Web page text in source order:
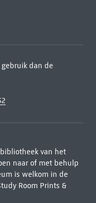
dan de
van het
naar of met behulp
is welkom in de
Room Prints &